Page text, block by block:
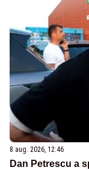
8 aug. 2026, 12:46
Dan Petrescu a